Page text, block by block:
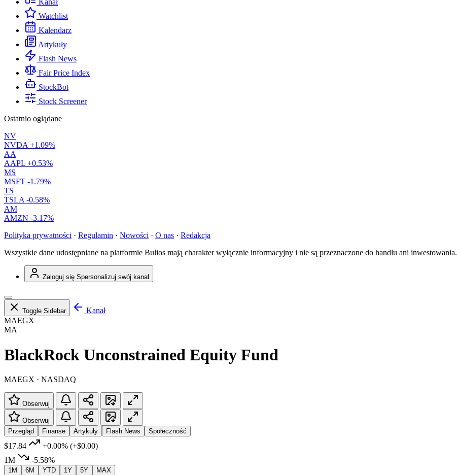
Kanał
Watchlist
Kalendarz
Artykuły
Flash News
Fair Price Index
StockBot
Stock Screener
Ostatnio oglądane
NV
NVDA +1.09%
AA
AAPL +0.53%
MS
MSFT -1.79%
TS
TSLA -0.58%
AM
AMZN -3.17%
Polityka prywatności · Regulamin · Nowości · O nas · Redakcja
Wszystkie dane udostępniane na platformie Bulios mają charakter wyłącznie informacyjny i nie są przeznaczone do handlu ani inwestowania.
Zaloguj się Spersonalizuj swój kanał
Toggle Sidebar
Kanał
MAEGX
MA
BlackRock Unconstrained Equity Fund
MAEGX · NASDAQ
Obserwuj
Obserwuj
Przegląd
Finanse Artykuły Flash News Społeczność
$17.84 +0.00% (+$0.00)
1M
-5.58%
1M 6M YTD 1Y 5Y MAX